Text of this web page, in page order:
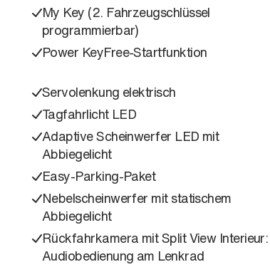
My Key (2. Fahrzeugschlüssel
programmierbar)
Power KeyFree-Startfunktion
Servolenkung elektrisch
Tagfahrlicht LED
Adaptive Scheinwerfer LED mit
Abbiegelicht
Easy-Parking-Paket
Nebelscheinwerfer mit statischem
Abbiegelicht
Rückfahrkamera mit Split View Interieur:
Audiobedienung am Lenkrad